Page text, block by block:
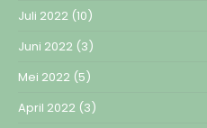
Juli 2022 (10)
Juni 2022 (3)
Mei 2022 (5)
April 2022 (3)